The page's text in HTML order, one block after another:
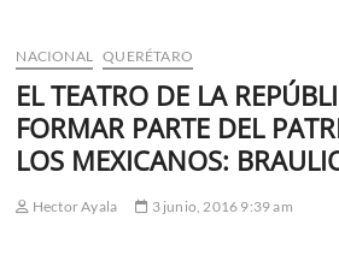
NACIONAL QUERÉTARO
EL TEATRO DE LA
FORMAR PARTE DEL
LOS MEXICANOS:
Hector Ayala 3 junio, 2016 9:39 am